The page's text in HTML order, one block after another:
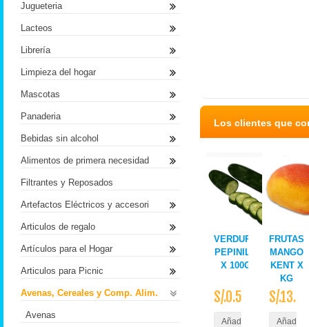
Los clientes que
VERDURAS
PEPINILLO
X 100GR
S/.0.52
Añadir al Carrito
FRUTAS
MANGO
KENT X
KG
S/.13.30
Añadir
Jugueteria
Lacteos
Librería
Limpieza del hogar
Mascotas
Panaderia
Bebidas sin alcohol
Alimentos de primera necesidad
Filtrantes y Reposados
Artefactos Eléctricos y accesori
Articulos de regalo
Artículos para el Hogar
Articulos para Picnic
Avenas, Cereales y Comp. Alim.
Avenas